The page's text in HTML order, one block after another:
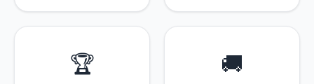
🏆 🚚